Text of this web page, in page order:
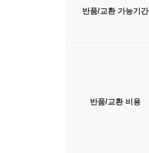
반품/교환 가능기간
반품/교환 비용